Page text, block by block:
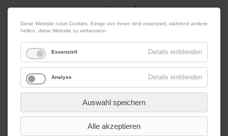
07. August 2026 Impressum|Kontakt|Datenschutz
Werbung
Menü
von Redaktion
Diese Website nutzt Cookies. Einige von ihnen sind essenziell, während andere
helfen, diese Website zu verbessern.
Essenziell Details einblenden
Analyse Details einblenden
Auswahl speichern
Alle akzeptieren